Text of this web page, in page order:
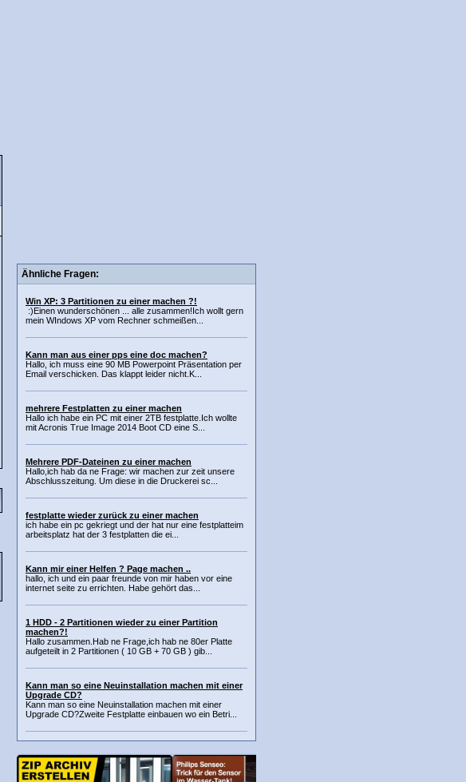
Ähnliche Fragen:
Win XP: 3 Partitionen zu einer machen ?!
:)Einen wunderschönen ... alle zusammen!Ich wollt gern
mein WIndows XP vom Rechner schmeißen...
Kann man aus einer pps eine doc machen?
Hallo, ich muss eine 90 MB Powerpoint Präsentation per
Email verschicken. Das klappt leider nicht.K...
mehrere Festplatten zu einer machen
Hallo ich habe ein PC mit einer 2TB festplatte.Ich wollte
mit Acronis True Image 2014 Boot CD eine S...
Mehrere PDF-Dateinen zu einer machen
Hallo,ich hab da ne Frage: wir machen zur zeit unsere
Abschlusszeitung. Um diese in die Druckerei sc...
festplatte wieder zurück zu einer machen
ich habe ein pc gekriegt und der hat nur eine festplatteim
arbeitsplatz hat der 3 festplatten die ei...
Kann mir einer Helfen ? Page machen ..
hallo, ich und ein paar freunde von mir haben vor eine
internet seite zu errichten. Habe gehört das...
1 HDD - 2 Partitionen wieder zu einer Partition
machen?!
Hallo zusammen.Hab ne Frage,ich hab ne 80er Platte
aufgeteilt in 2 Partitionen ( 10 GB + 70 GB ) gib...
Kann man so eine Neuinstallation machen mit einer
Upgrade CD?
Kann man so eine Neuinstallation machen mit einer
Upgrade CD?Zweite Festplatte einbauen wo ein Betri...